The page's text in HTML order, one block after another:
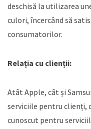
deschisă la utilizarea
culori, încercând să
consumatorilor.
Relația cu clienții:
Atât Apple, cât și
serviciile pentru clienți,
cunoscut pentru